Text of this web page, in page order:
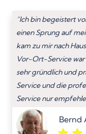
“Ich bin begeistert
einen Sprung auf
kam zu mir nach
Vor-Ort-Service war
sehr gründlich und
Service und die
Service nur
Bernd